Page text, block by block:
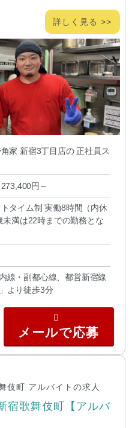
詳しく見る >>
家 新宿3丁目店の 正社員ス
円～
トタイム制 実働8時間（内休
満は22時までの勤務とな
線・副都心線、都営新宿線
より徒歩3分
伎町 アルバイトの求人
宿歌舞伎町【アルバ